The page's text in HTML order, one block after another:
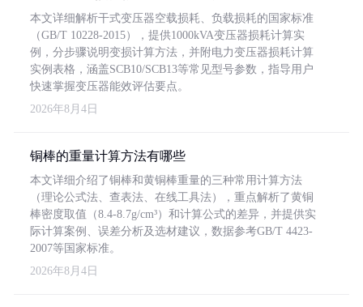
本文详细解析干式变压器空载损耗、负载损耗的国家标准
（GB/T 10228-2015），提供1000kVA变压器损耗计算实
例，分步骤说明变损计算方法，并附电力变压器损耗计算
实例表格，涵盖SCB10/SCB13等常见型号参数，指导用户
快速掌握变压器能效评估要点。
2026年8月4日
铜棒的重量计算方法有哪些
本文详细介绍了铜棒和黄铜棒重量的三种常用计算方法
（理论公式法、查表法、在线工具法），重点解析了黄铜
棒密度取值（8.4-8.7g/cm³）和计算公式的差异，并提供实
际计算案例、误差分析及选材建议，数据参考GB/T 4423-
2007等国家标准。
2026年8月4日